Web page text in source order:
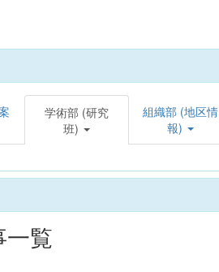
学術部 (研究
班)
組織部 (地区情
報)
覧